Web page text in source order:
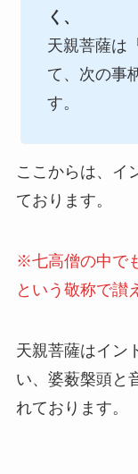
く、
天親菩薩は
て、次の事
す。
ここからは、イ
ております。
※七高僧の中で
という敬称で讃
天親菩薩はイン
い、婆薮槃頭と
れております。